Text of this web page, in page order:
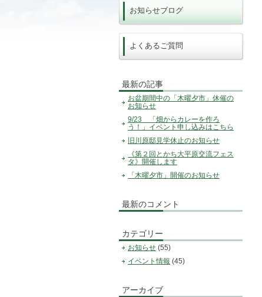
お知らせブログ
よくあるご質問
最新の記事
お盆期間中の「木曜夕市」休催の
お知らせ
9/23 「畑からカレーを作ろ
う！」イベント申し込みはこちら
旧川原邸見学休止のお知らせ
《第２回とかち大平原交流フェス
タ》開催します
「木曜夕市」開催のお知らせ
最新のコメント
カテゴリー
お知らせ (55)
イベント情報 (45)
アーカイブ